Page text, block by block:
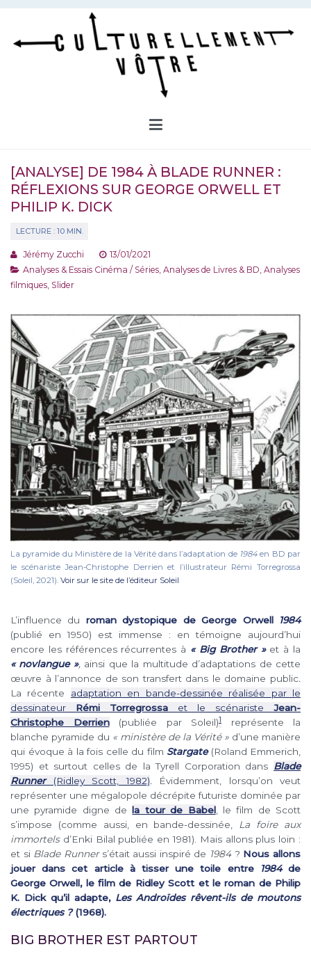
Aller
contenu
[ANALYSE] DE 1984 À BLADE RUNNER :
RÉFLEXIONS SUR GEORGE ORWELL ET
PHILIP K. DICK
Jérémy Zucchi
13/01/2021
Analyses & Essais Cinéma / Séries Analyses de Livres & BD Analyses
filmiques Slider
La pyramide du Ministère de la Vérité dans l’adaptation de 1984 en BD par
le scénariste Jean-Christophe Derrien et l’illustrateur Rémi Torregrossa
(Soleil, 2021). Voir sur le site de l’éditeur Soleil
L’influence du roman dystopique de George Orwell
1984
(publié en 1950) est immense : en témoigne aujourd’hui
encore les références récurrentes à « Big Brother »et à la
« novlangue », ainsi que la multitude d’adaptations de cette
œuvre à l’annonce de son transfert dans le domaine public.
La récente adaptation en bande-dessinée réalisée par le
dessinateur Rémi Torregrossa et le scénariste Jean-
Christophe Derrien(publiée par Soleil)1
représente la
blanche pyramide du « ministère de la Vérité » d’une manière
qui évoque à la fois celle du film Stargate(Roland Emmerich,
1995) et surtout celles de la Tyrell Corporation dans Blade
Runner(Ridley Scott, 1982).
Évidemment, lorsqu’on veut
représenter une mégalopole décrépite futuriste dominée par
une pyramide digne de la tour de Babel, le film de Scott
s’impose (comme aussi, en bande-dessinée,
La foire aux
immortels d’Enki Bilal publiée en 1981). Mais allons plus loin :
et si Blade Runner s’était aussi inspiré de 1984 ? Nous allons
jouer dans cet article à tisser une toile entre
1984de
George Orwell, le film de Ridley Scott et le roman de Philip
K. Dick qu’il adapte, Les Androïdes rêvent-ils de moutons
électriques ?(1968).
BIG BROTHER EST PARTOUT